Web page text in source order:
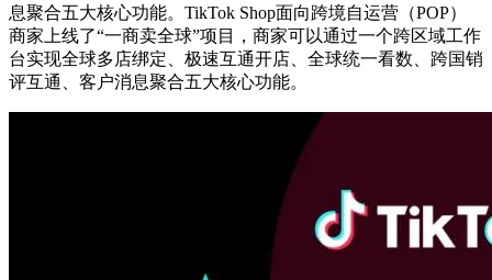
息聚合五大核心功能。TikTok Shop面向跨境自运营（POP）
商家上线了“一商卖全球”项目，商家可以通过一个跨区域工作
台实现全球多店绑定、极速互通开店、全球统一看数、跨国销
评互通、客户消息聚合五大核心功能。